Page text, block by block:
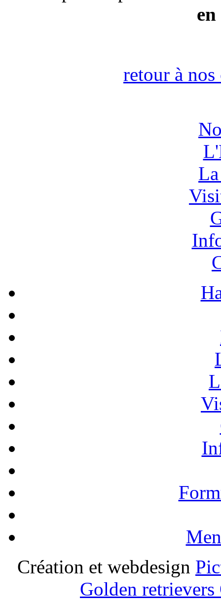
retour à
Création et webdesign
Golden